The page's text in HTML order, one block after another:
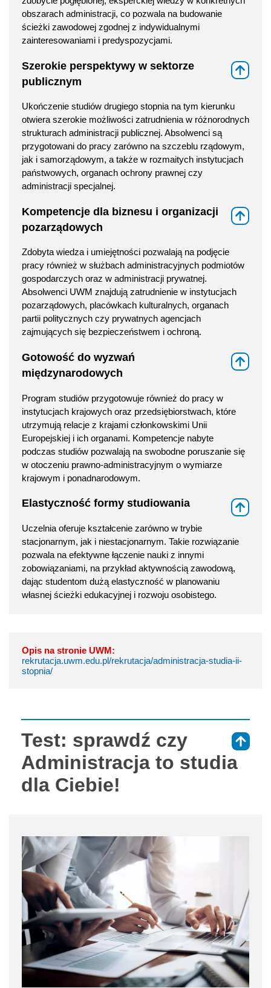
obszarach administracji, co pozwala na budowanie
ścieżki zawodowej zgodnej z indywidualnymi
zainteresowaniami i predyspozycjami.
Szerokie perspektywy w sektorze
publicznym
Ukończenie studiów drugiego stopnia na tym kierunku
otwiera szerokie możliwości zatrudnienia w różnorodnych
strukturach administracji publicznej. Absolwenci są
przygotowani do pracy zarówno na szczeblu rządowym,
jak i samorządowym, a także w rozmaitych instytucjach
państwowych, organach ochrony prawnej czy
administracji specjalnej.
Kompetencje dla biznesu i organizacji
pozarządowych
Zdobyta wiedza i umiejętności pozwalają na podjęcie
pracy również w służbach administracyjnych podmiotów
gospodarczych oraz w administracji prywatnej.
Absolwenci UWM znajdują zatrudnienie w instytucjach
pozarządowych, placówkach kulturalnych, organach
partii politycznych czy prywatnych agencjach
zajmujących się bezpieczeństwem i ochroną.
Gotowość do wyzwań
międzynarodowych
Program studiów przygotowuje również do pracy w
instytucjach krajowych oraz przedsiębiorstwach, które
utrzymują relacje z krajami członkowskimi Unii
Europejskiej i ich organami. Kompetencje nabyte
podczas studiów pozwalają na swobodne poruszanie się
w otoczeniu prawno-administracyjnym o wymiarze
krajowym i ponadnarodowym.
Elastyczność formy studiowania
Uczelnia oferuje kształcenie zarówno w trybie
stacjonarnym, jak i niestacjonarnym. Takie rozwiązanie
pozwala na efektywne łączenie nauki z innymi
zobowiązaniami, na przykład aktywnością zawodową,
dając studentom dużą elastyczność w planowaniu
własnej ścieżki edukacyjnej i rozwoju osobistego.
Opis na stronie UWM:
rekrutacja.uwm.edu.pl/rekrutacja/administracja-studia-ii-
stopnia/
Test: sprawdź czy
Administracja to studia
dla Ciebie!